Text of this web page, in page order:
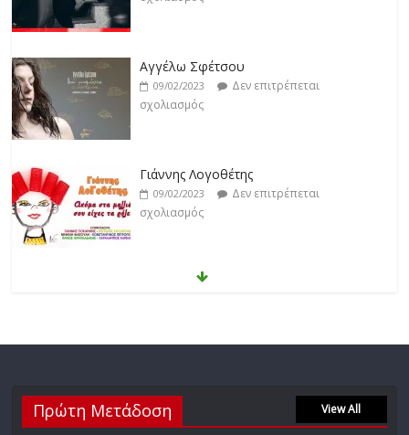
Γιάννης Λογοθέτης
09/02/2023
Anemos
03/02/2023
Νίκος Ζιώγαλας
27/01/2023
Δεν επιτρέπεται
Πρώτη Μετάδοση View All